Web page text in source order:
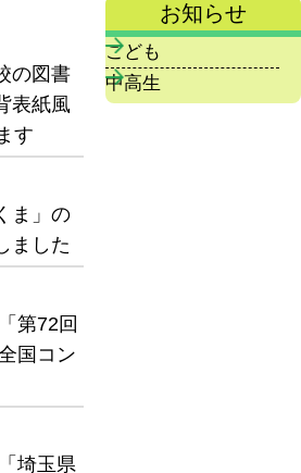
の図書
表紙風
す
ま」の
ました
第72回
国コン
埼玉県
お知らせ
こども
中高生